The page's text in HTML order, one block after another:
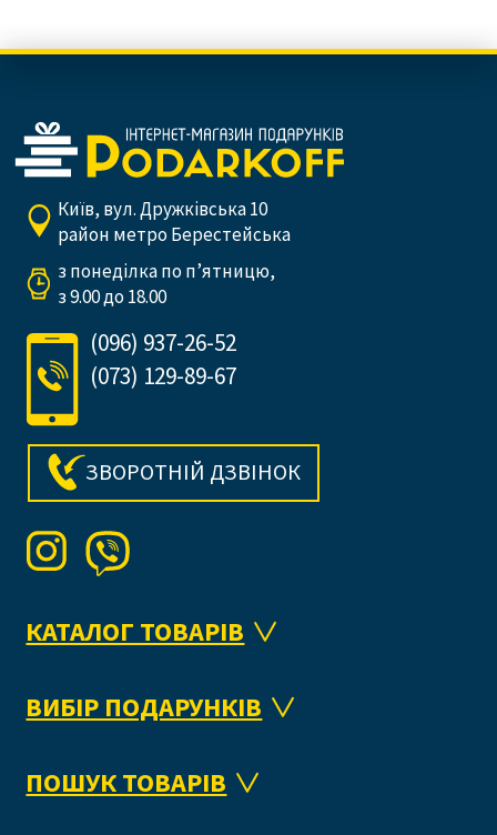
Київ, вул. Дружківська 10
район метро Берестейська
з понеділка по п’ятницю,
з 9.00 до 18.00
(096) 937-26-52
(073) 129-89-67
ЗВОРОТНІЙ ДЗВІНОК
КАТАЛОГ ТОВАРІВ
ВИБІР ПОДАРУНКІВ
ПОШУК ТОВАРІВ